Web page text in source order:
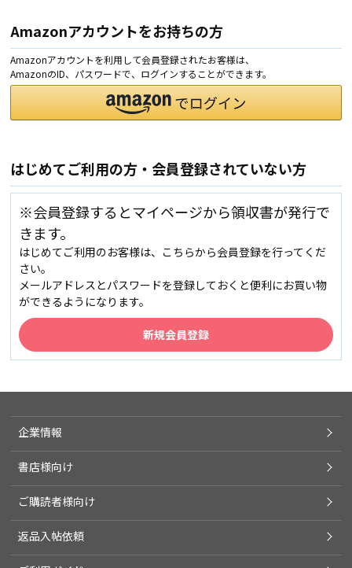
Amazonアカウントをお持ちの方
Amazonアカウントを利用して会員登録されたお客様は、
AmazonのID、パスワードで、ログインすることができます。
はじめてご利用の方・会員登録されていない方
※会員登録するとマイページから領収書が発行で
きます。
はじめてご利用のお客様は、こちらから会員登録を行ってくだ
さい。
メールアドレスとパスワードを登録しておくと便利にお買い物
ができるようになります。
企業情報
書店様向け
ご購読者様向け
返品入帖依頼